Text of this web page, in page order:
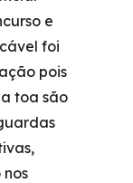
e
foi
pois
toa são